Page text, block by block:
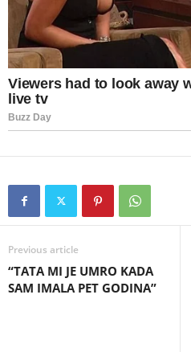
Previous article
“TATA MI JE UMRO KADA
SAM IMALA PET GODINA”